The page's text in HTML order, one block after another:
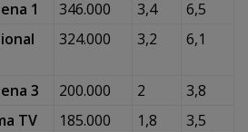
1 346.000 3,4
6,5
324.000 3,2 6,1
3 200.000 2
3,8
TV 185.000 1,8
3,5